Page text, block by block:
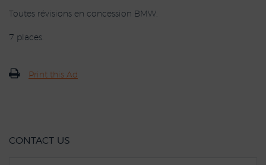
Toutes révisions en concession BMW.
7 places.
Print this Ad
CONTACT US